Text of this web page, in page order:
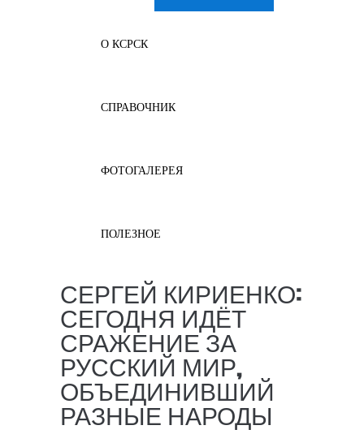
О КСРСК
СПРАВОЧНИК
ФОТОГАЛЕРЕЯ
ПОЛЕЗНОЕ
СЕРГЕЙ КИРИЕНКО:
СЕГОДНЯ ИДЁТ
СРАЖЕНИЕ ЗА
РУССКИЙ МИР,
ОБЪЕДИНИВШИЙ
РАЗНЫЕ НАРОДЫ